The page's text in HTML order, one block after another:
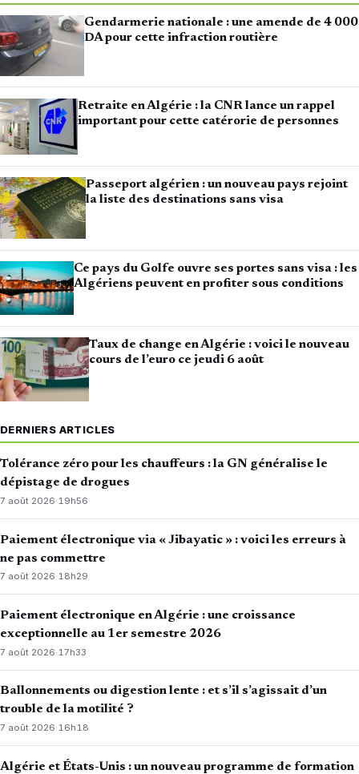
Gendarmerie nationale : une amende de 4 000
DA pour cette infraction routière
Retraite en Algérie : la CNR lance un rappel
important pour cette catérorie de personnes
Passeport algérien : un nouveau pays rejoint
la liste des destinations sans visa
Ce pays du Golfe ouvre ses portes sans visa : les
Algériens peuvent en profiter sous conditions
Taux de change en Algérie : voici le nouveau
cours de l’euro ce jeudi 6 août
DERNIERS ARTICLES
Tolérance zéro pour les chauffeurs : la GN généralise le
dépistage de drogues
7 août 2026·19h56
Paiement électronique via « Jibayatic » : voici les erreurs à
ne pas commettre
7 août 2026·18h29
Paiement électronique en Algérie : une croissance
exceptionnelle au 1er semestre 2026
7 août 2026· 17h33
Ballonnements ou digestion lente : et s’il s’agissait d’un
trouble de la motilité ?
7 août 2026·16h18
Algérie et États-Unis : un nouveau programme de formation